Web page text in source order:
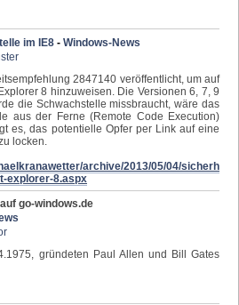
im IE8 - Windows-News
2847140 veröffentlicht, um auf
8 hinzuweisen. Die Versionen 6, 7, 9
die Schwachstelle missbraucht, wäre das
aus der Ferne (Remote Code Execution)
es, das potentielle Opfer per Link auf eine
locken.
archive/2013/05/04/sicherh
explorer-8.aspx
go-windows.de
gründeten Paul Allen und Bill Gates